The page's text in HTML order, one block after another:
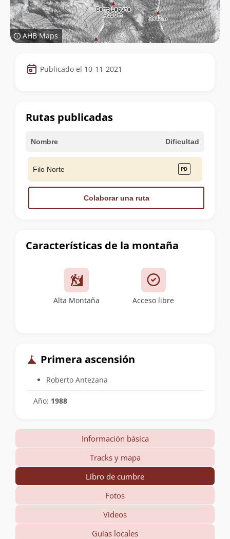
AHB Maps
Datos
de
cumbre
Publicado el 10-11-2021
Características de la montaña
Alta Montaña Acceso libre
Primera ascensión
Roberto Antezana
Año: 1988
Rutas publicadas
Nombre Dificultad
Filo Norte
Colaborar una ruta
Información básica
Tracks y mapa
Libro de cumbre
Fotos
Videos
Guías locales